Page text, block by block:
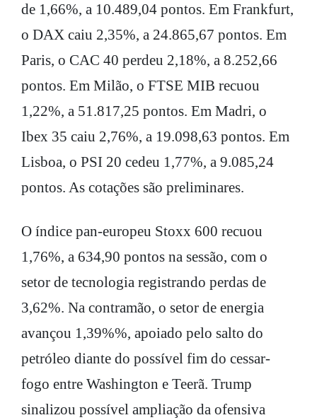
de 1,66%, a 10.489,04 pontos. Em Frankfurt,
o DAX caiu 2,35%, a 24.865,67 pontos. Em
Paris, o CAC 40 perdeu 2,18%, a 8.252,66
pontos. Em Milão, o FTSE MIB recuou
1,22%, a 51.817,25 pontos. Em Madri, o
Ibex 35 caiu 2,76%, a 19.098,63 pontos. Em
Lisboa, o PSI 20 cedeu 1,77%, a 9.085,24
pontos. As cotações são preliminares.
O índice pan-europeu Stoxx 600 recuou
1,76%, a 634,90 pontos na sessão, com o
setor de tecnologia registrando perdas de
3,62%. Na contramão, o setor de energia
avançou 1,39%%, apoiado pelo salto do
petróleo diante do possível fim do cessar-
fogo entre Washington e Teerã. Trump
sinalizou possível ampliação da ofensiva